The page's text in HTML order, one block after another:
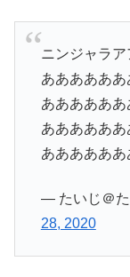
ニンジャラ
あああああ
あああああ
あああああ
あああああ
— たいじ＠
28, 2020